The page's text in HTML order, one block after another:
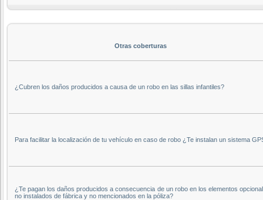
Otras coberturas
¿Cubren los daños producidos a causa de un robo en las sillas infantiles?
Para facilitar la localización de tu vehículo en caso de robo ¿Te instalan un sistema
¿Te pagan los daños producidos a consecuencia de un robo en los elementos
no instalados de fábrica y no mencionados en la póliza?